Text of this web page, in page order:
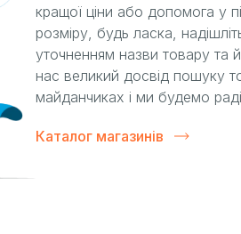
кращої ціни або допомога у
розміру, будь ласка,
уточненням назви товару та
нас великий досвід пошуку
майданчиках і ми будемо
Каталог магазинів